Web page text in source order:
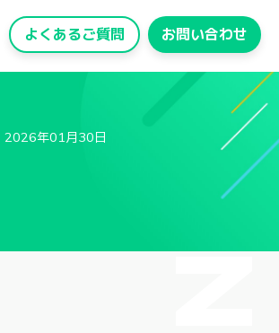
よくあるご質問 お問い合わせ
2026年01月30日